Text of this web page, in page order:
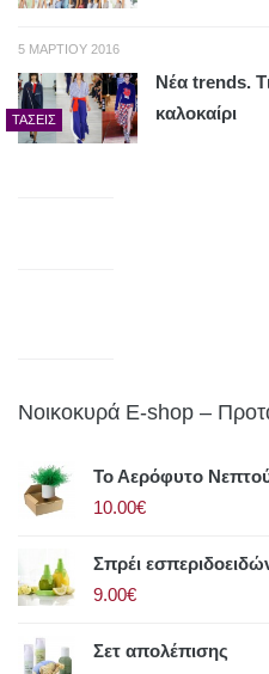
5 ΜΑΡΤΊΟΥ 2016
ΤΆΣΕΙΣ
Νέα trends.
καλοκαίρι
Νοικοκυρά E-shop –
Το Αερόφυτο
10.00€
Σπρέι
9.00€
Σετ απολέπισης